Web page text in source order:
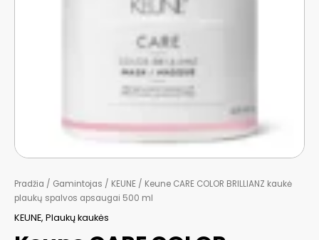
Pradžia / Gamintojas / KEUNE / Keune CARE COLOR BRILLIANZ kaukė
plaukų spalvos apsaugai 500 ml
KEUNE, Plaukų kaukės